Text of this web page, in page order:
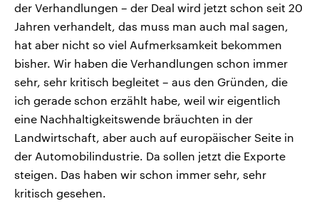
der Verhandlungen – der Deal wird jetzt schon seit 20
Jahren verhandelt, das muss man auch mal sagen,
hat aber nicht so viel Aufmerksamkeit bekommen
bisher. Wir haben die Verhandlungen schon immer
sehr, sehr kritisch begleitet – aus den Gründen, die
ich gerade schon erzählt habe, weil wir eigentlich
eine Nachhaltigkeitswende bräuchten in der
Landwirtschaft, aber auch auf europäischer Seite in
der Automobilindustrie. Da sollen jetzt die Exporte
steigen. Das haben wir schon immer sehr, sehr
kritisch gesehen.